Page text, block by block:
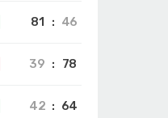
81 : 46
39 : 78
42 : 64